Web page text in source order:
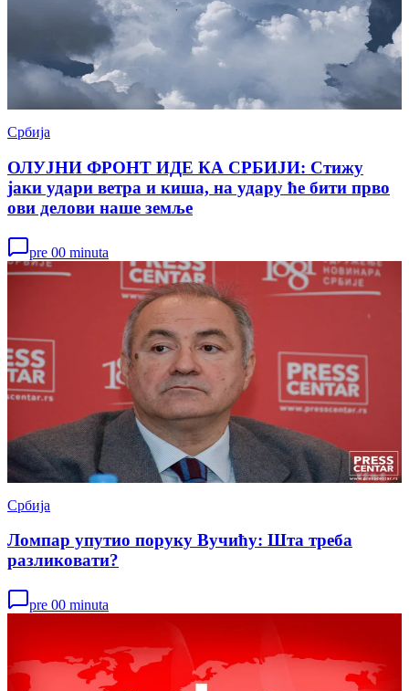
Србија
ОЛУЈНИ ФРОНТ ИДЕ КА СРБИЈИ: Стижу
јаки удари ветра и киша, на удару ће бити прво
ови делови наше земље
pre 00 minuta
Србија
Ломпар упутио поруку Вучићу: Шта треба
разликовати?
pre 00 minuta